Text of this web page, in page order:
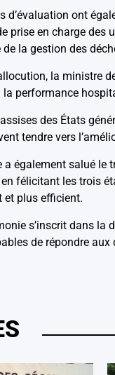
d’évaluation ont
prise en charge des
la gestion des
la ministre
la performance
des États
tendre vers
a également salué le
félicitant les trois
et plus efficient.
s’inscrit dans
de répondre